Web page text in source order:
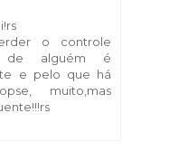
o controle
de alguém é
e pelo que há
muito,mas